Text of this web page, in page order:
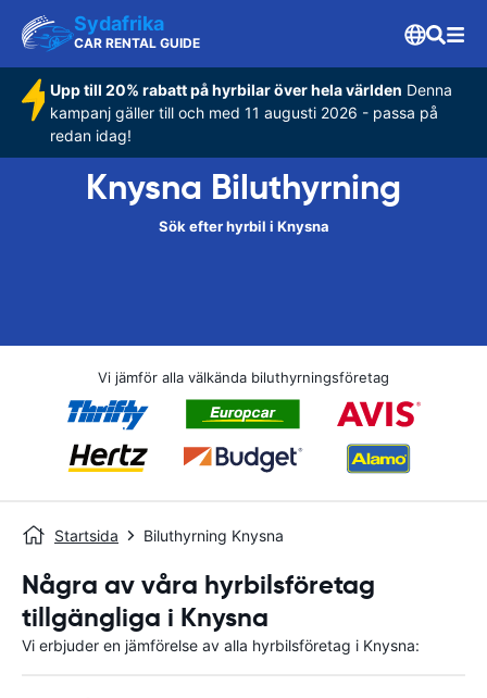
Sydafrika
CAR RENTAL GUIDE
Upp till 20% rabatt på hyrbilar över hela världen Denna
kampanj gäller till och med 11 augusti 2026 - passa på
redan idag!
Knysna Biluthyrning
Sök efter hyrbil i Knysna
Vi jämför alla välkända biluthyrningsföretag
Startsida Biluthyrning Knysna
Några av våra hyrbilsföretag
tillgängliga i Knysna
Vi erbjuder en jämförelse av alla hyrbilsföretag i Knysna: